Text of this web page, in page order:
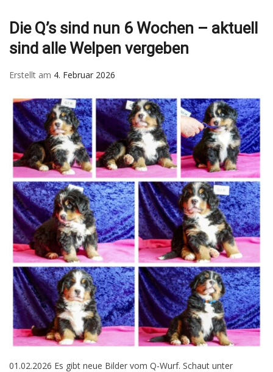
Die Q’s sind nun 6 Wochen – aktuell
sind alle Welpen vergeben
Erstellt am 4. Februar 2026
01.02.2026 Es gibt neue Bilder vom Q-Wurf. Schaut unter